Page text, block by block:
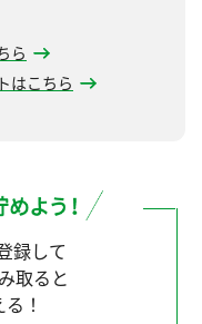
ら
はこちら
録して
取ると
！